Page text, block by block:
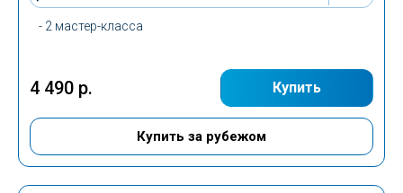
- 2 мастер-класса
Купить
4 490 р.
Купить за рубежом